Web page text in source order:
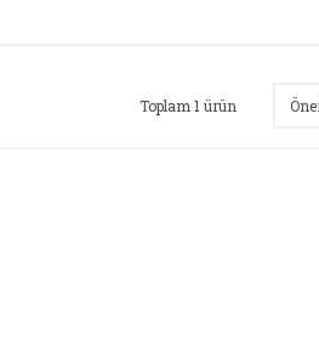
Toplam 1 ürün